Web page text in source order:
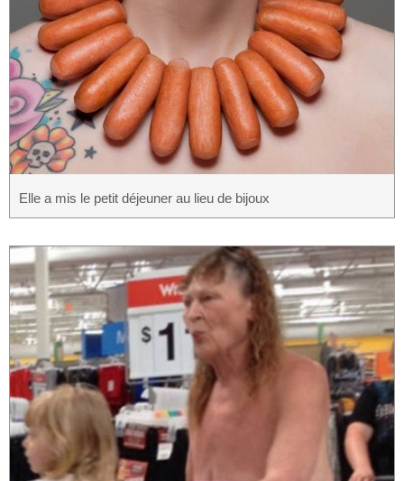
Elle a mis le petit déjeuner au lieu de bijoux